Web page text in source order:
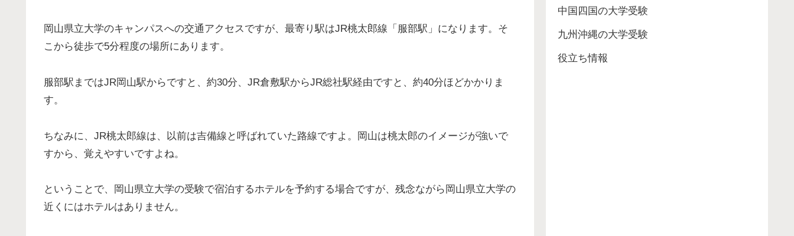
岡山県立大学のキャンパスへの交通アクセスですが、最寄り駅はJR桃太郎線「服部駅」になります。そ
こから徒歩で5分程度の場所にあります。
服部駅まではJR岡山駅からですと、約30分、JR倉敷駅からJR総社駅経由ですと、約40分ほどかかりま
す。
ちなみに、JR桃太郎線は、以前は吉備線と呼ばれていた路線ですよ。岡山は桃太郎のイメージが強いで
すから、覚えやすいですよね。
ということで、岡山県立大学の受験で宿泊するホテルを予約する場合ですが、残念ながら岡山県立大学の
近くにはホテルはありません。
中国四国の大学受験
九州沖縄の大学受験
役立ち情報